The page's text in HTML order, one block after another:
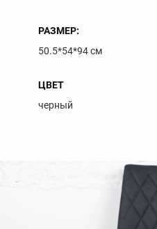
РАЗМЕР:
50.5*54*94 см
ЦВЕТ
черный